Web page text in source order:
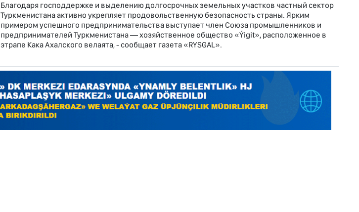
Благодаря господдержке и выделению долгосрочных земельных участков частный сектор
Туркменистана активно укрепляет продовольственную безопасность страны. Ярким
примером успешного предпринимательства выступает член Союза промышленников и
предпринимателей Туркменистана — хозяйственное общество «Ýigit», расположенное в
этрапе Кака Ахалского велаята, - сообщает газета «RYSGAL».